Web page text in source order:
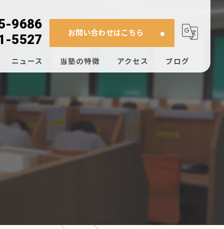
9686
5527
お問い合わせはこちら
ニュース 当塾の特徴
高校受験
アクセス
星予備校・東進中学NET 東岡山校/東進個別 東岡山教室
個別 岡山瀬戸教室/東進衛星予備校・東進中学NET 岡山瀬戸校
ブログ